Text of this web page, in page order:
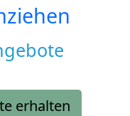
erhalten